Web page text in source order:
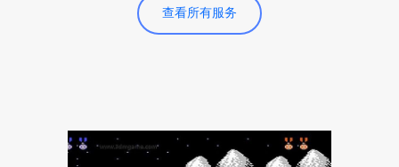
查看所有服务